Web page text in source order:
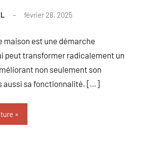
février 28, 2025
maison est une démarche
peut transformer radicalement un
non seulement son
aussi sa fonctionnalité. […]